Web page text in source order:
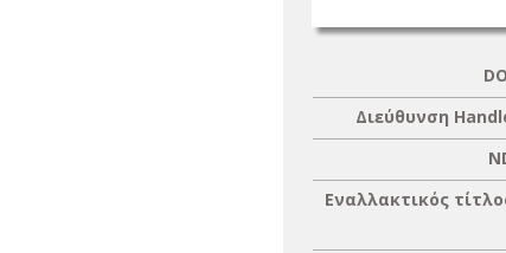
Διεύθυνση
Εναλλακτικός